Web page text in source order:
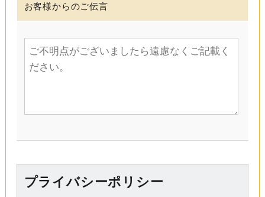
お客様からのご伝言
プライバシーポリシー